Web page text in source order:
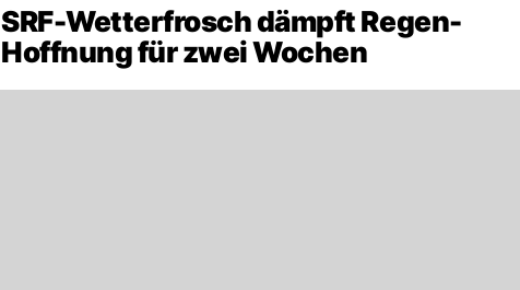
SRF-Wetterfrosch dämpft Regen-
Hoffnung für zwei Wochen